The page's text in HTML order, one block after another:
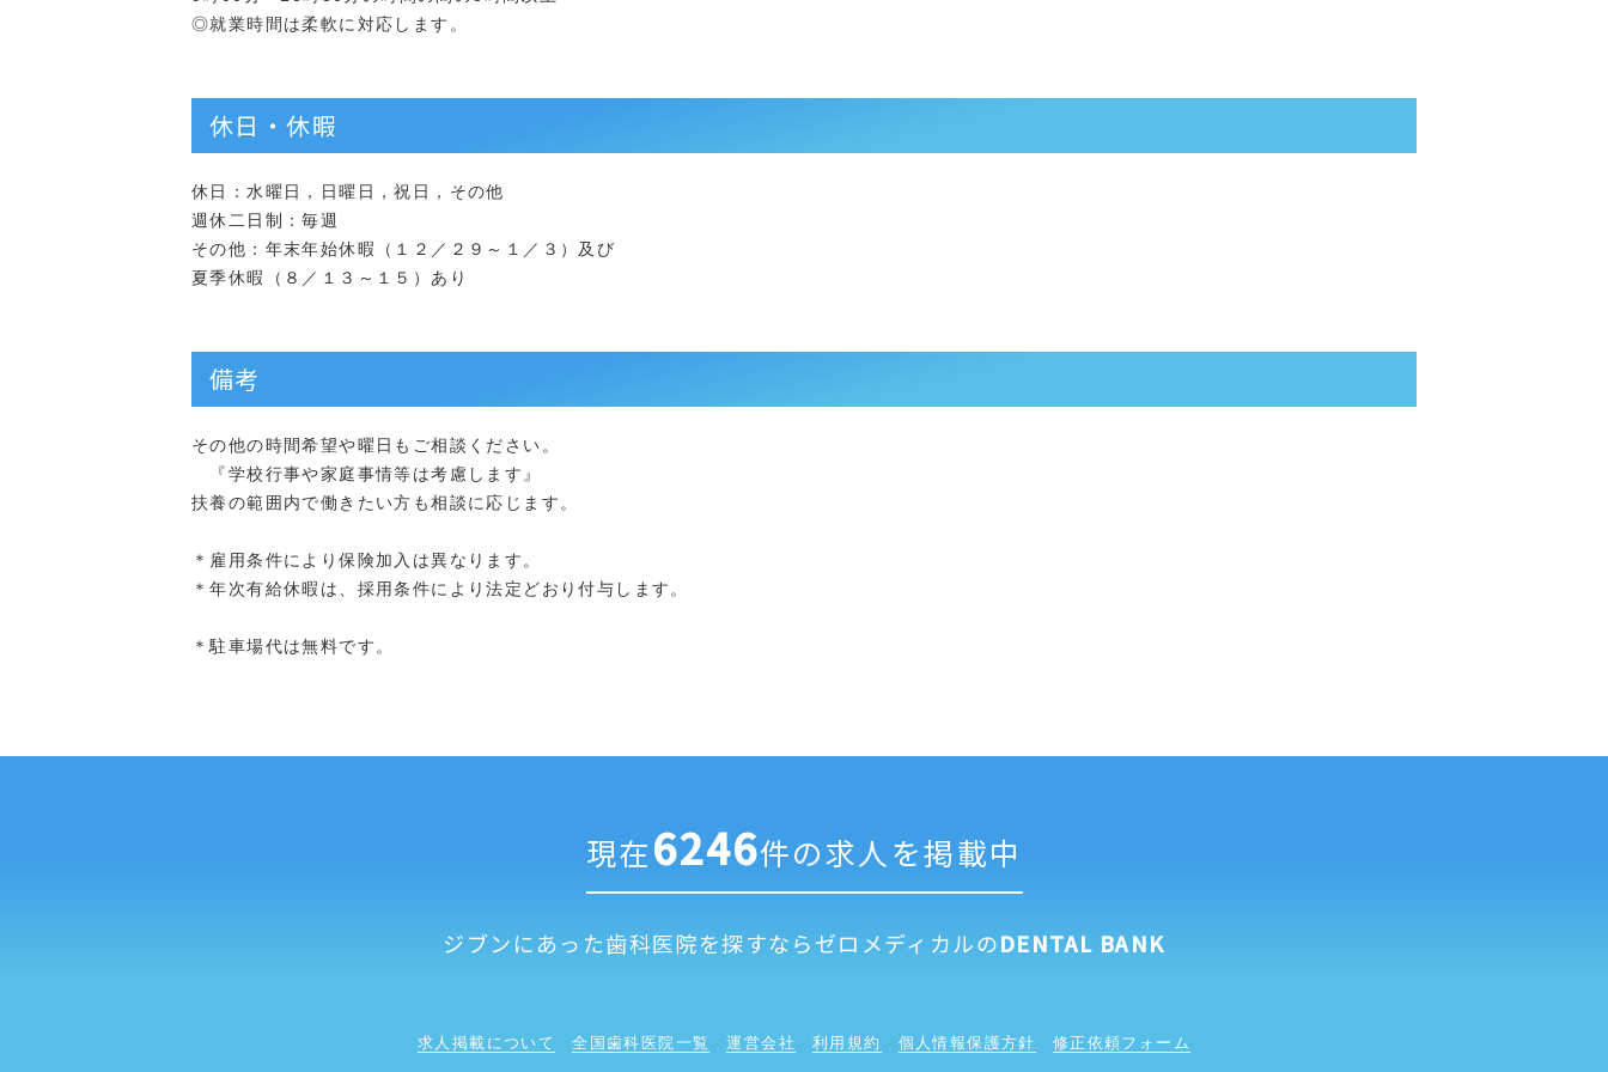
◎就業時間は柔軟に対応します。
休日・休暇
休日：水曜日，日曜日，祝日，その他
週休二日制：毎週
その他：年末年始休暇（１２／２９～１／３）及び
夏季休暇（８／１３～１５）あり
備考
その他の時間希望や曜日もご相談ください。
『学校行事や家庭事情等は考慮します』
扶養の範囲内で働きたい方も相談に応じます。
＊雇用条件により保険加入は異なります。
＊年次有給休暇は、採用条件により法定どおり付与します。
＊駐車場代は無料です。
現在6246件の求人を掲載中
ジブンにあった歯科医院を探すならゼロメディカルのDENTAL BANK
求人掲載について 全国歯科医院一覧 運営会社 利用規約 個人情報保護方針 修正依頼フォーム